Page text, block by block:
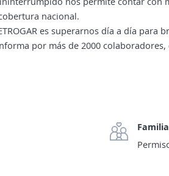
nacional.
es superarnos día a día para
por más de 2000 colaboradores,